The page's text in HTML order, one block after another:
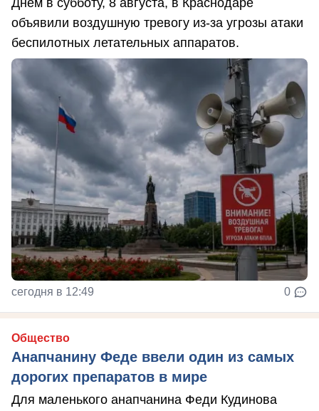
Днем в субботу, 8 августа, в Краснодаре
объявили воздушную тревогу из-за угрозы атаки
беспилотных летательных аппаратов.
сегодня в 12:49 0
Общество
Анапчанину Феде ввели один из самых
дорогих препаратов в мире
Для маленького анапчанина Феди Кудинова